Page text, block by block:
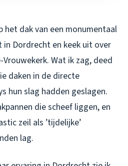
het dak van een monumentaal
Dordrecht en keek uit over
Wat ik zag, deed
daken in de directe
hun slag hadden geslagen.
die scheef liggen, en
zeil als ’tijdelijke’
lag.